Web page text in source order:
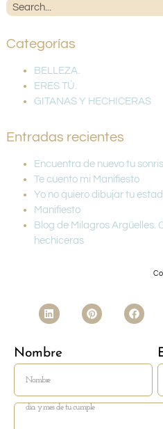
Categorías
BELLEZA.
ERES TÚ.
GITANAS Y HECHICERAS
Entradas recientes
Encuentra de nuevo tu
Te cuento mi Manifiesto
Yo no quiero dibujar tu
Manifiesto
Blog de Milagros Argüelles.
hechiceras
Nombre